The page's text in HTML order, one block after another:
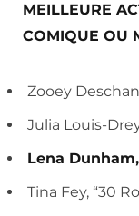
MEILLEURE
COMIQUE OU
Zooey
Julia Louis-
Lena
Tina Fey, “30